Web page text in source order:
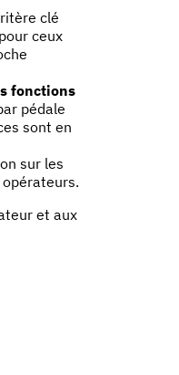
clé
ceux
fonctions
pédale
sont en
sur les
et aux